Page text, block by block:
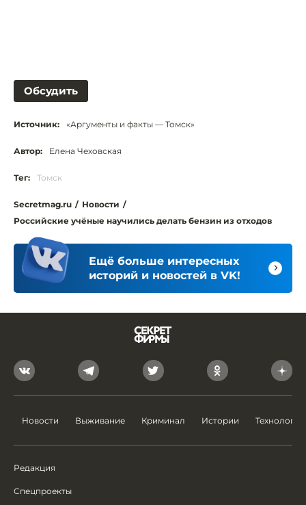
Обсудить
Источник: «Аргументы и факты — Томск»
Автор: Елена Чеховская
Тег: Томск
Secretmag.ru / Новости /
Российские учёные научились делать бензин из отходов
Ещё больше интересных
историй и новостей в VK!
Новости Выживание Криминал Истории Технологии
Редакция
Спецпроекты